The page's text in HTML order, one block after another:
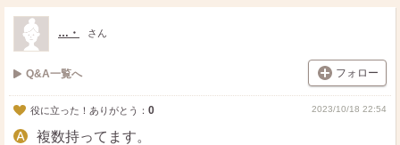
ス
ト
ェ
る
…・ さん
Q&A一覧へ フォロー
役に立った！ありがとう： 0 2023/10/18 22:54
複数持ってます。